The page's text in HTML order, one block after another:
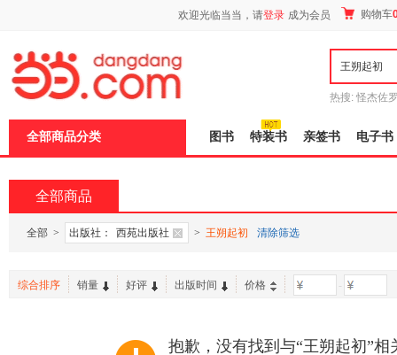
欢迎光临当当，请登录 成为会员 购物车
热搜: 怪杰佐
全部商品分类 图书 特装书 亲签书 电子书
全部商品
全部 > 出版社： 西苑出版社 > 王朔起初 清除筛选
综合排序 销量 好评 出版时间 价格 -
抱歉，没有找到与“王朔起初”
页
加